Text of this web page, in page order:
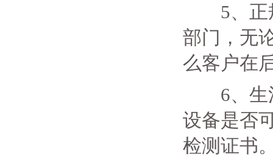
5、正规
部门，无
么客户在
6、生活
设备是否
检测证书